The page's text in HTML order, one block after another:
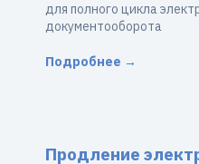
для полного цикла
документооборота
Подробнее →
Продление